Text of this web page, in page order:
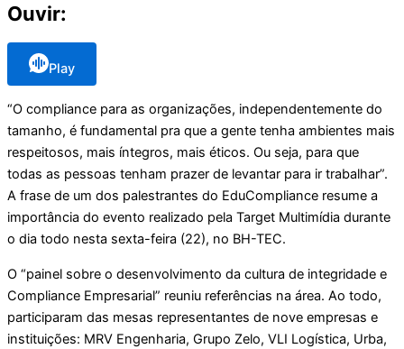
Ouvir:
Play
“O compliance para as organizações, independentemente do
tamanho, é fundamental pra que a gente tenha ambientes mais
respeitosos, mais íntegros, mais éticos. Ou seja, para que
todas as pessoas tenham prazer de levantar para ir trabalhar”.
A frase de um dos palestrantes do EduCompliance resume a
importância do evento realizado pela Target Multimídia durante
o dia todo nesta sexta-feira (22), no BH-TEC.
O “painel sobre o desenvolvimento da cultura de integridade e
Compliance Empresarial” reuniu referências na área. Ao todo,
participaram das mesas representantes de nove empresas e
instituições: MRV Engenharia, Grupo Zelo, VLI Logística, Urba,